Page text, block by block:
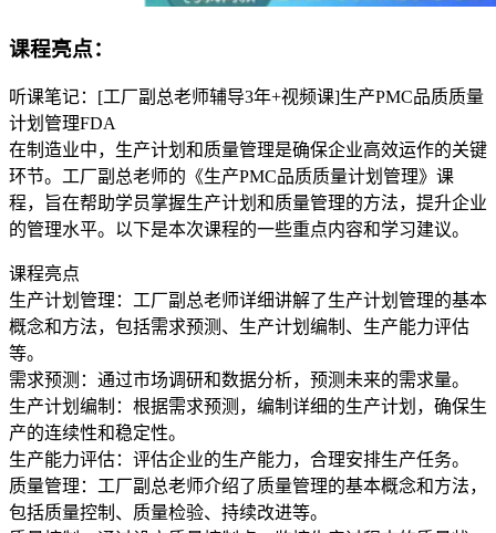
课程亮点：
听课笔记：[工厂副总老师辅导3年+视频课]生产PMC品质质量
计划管理FDA
在制造业中，生产计划和质量管理是确保企业高效运作的关键
环节。工厂副总老师的《生产PMC品质质量计划管理》课
程，旨在帮助学员掌握生产计划和质量管理的方法，提升企业
的管理水平。以下是本次课程的一些重点内容和学习建议。
课程亮点
生产计划管理：工厂副总老师详细讲解了生产计划管理的基本
概念和方法，包括需求预测、生产计划编制、生产能力评估
等。
需求预测：通过市场调研和数据分析，预测未来的需求量。
生产计划编制：根据需求预测，编制详细的生产计划，确保生
产的连续性和稳定性。
生产能力评估：评估企业的生产能力，合理安排生产任务。
质量管理：工厂副总老师介绍了质量管理的基本概念和方法，
包括质量控制、质量检验、持续改进等。